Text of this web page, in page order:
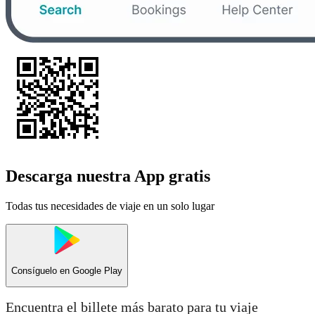
Descarga nuestra App gratis
Todas tus necesidades de viaje en un solo lugar
Consíguelo en Google Play
Encuentra el billete más barato para tu viaje